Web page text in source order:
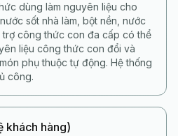
dùng làm nguyên liệu cho
sốt nhà làm, bột nền, nước
trợ công thức con đa cấp có thể
liệu công thức con đổi và
phụ thuộc tự động. Hệ thống
công.
khách hàng)